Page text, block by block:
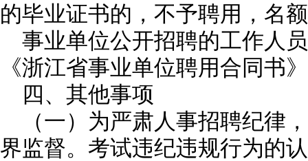
的毕业证书的，不予聘用，名
事业单位公开招聘的工作人
《浙江省事业单位聘用合同书
四、其他事项
（一）为严肃人事招聘纪律
界监督。考试违纪违规行为的